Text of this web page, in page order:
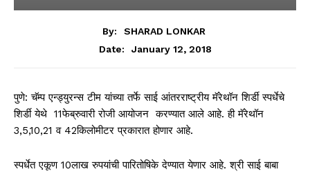
By:
SHARAD LONKAR
Date:
January 12, 2018
पुणे: चॅम्प एन्ड्युरन्स टीम यांच्या तर्फे साई आंतरराष्ट्रीय मॅरेथॉन शिर्डी स्पर्धेचे
शिर्डी येथे 11फेब्रुवारी रोजी आयोजन करण्यात आले आहे. ही मॅरेथॉन
3,5,10,21 व 42किलोमीटर प्रकारात होणार आहे.
स्पर्धेत एकूण 10लाख रुपयांची पारितोषिके देण्यात येणार आहे. श्री साई बाबा